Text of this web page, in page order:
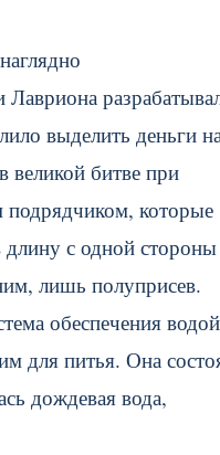
выделить деньги на
великой битве при
подрядчиком, которые
длину с одной стороны
лишь полуприсев.
обеспечения
для питья. Она
дождевая вода,